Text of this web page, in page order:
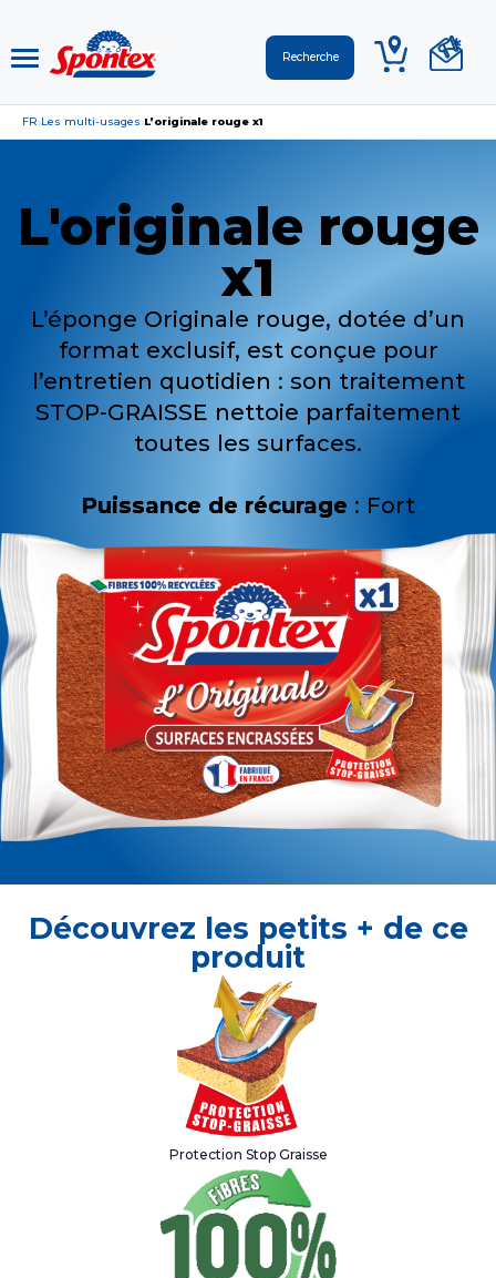
FR›Les multi-usages›L’originale rouge x1
L'originale rouge
x1
L’éponge Originale rouge, dotée d’un
format exclusif, est conçue pour
l’entretien quotidien : son traitement
STOP-GRAISSE nettoie parfaitement
toutes les surfaces.
Puissance de récurage : Fort
Découvrez les petits + de ce
produit
Protection Stop Graisse